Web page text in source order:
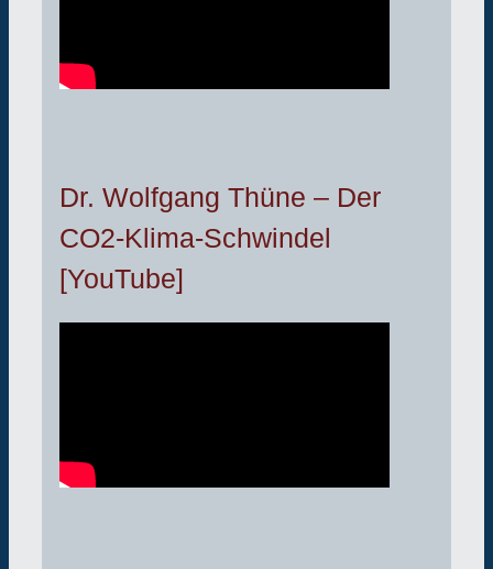
Dr. Wolfgang Thüne – Der
CO2-Klima-Schwindel
[YouTube]